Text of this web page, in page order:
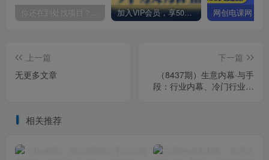
加入VIP会员，享50%的推广提成，免费学习多种网上创业课程，菜鸟秒变大神！
上一篇
无更多文章
下一篇
（8437期）生意内幕·与手
段：行业内幕、冷门行业、
相关推荐